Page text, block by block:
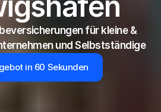
für kleine &
und Selbstständige
in 60 Sekunden